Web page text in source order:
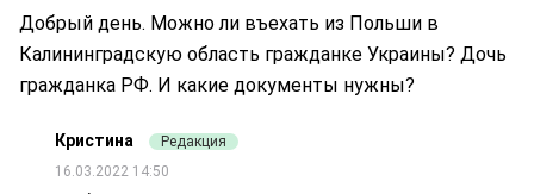
Добрый день. Можно ли въехать из Польши в
Калининградскую область гражданке Украины? Дочь
гражданка РФ. И какие документы нужны?
Кристина
Редакция
16.03.2022 14:50